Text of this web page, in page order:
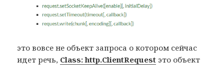
это вовсе не объект запроса о котором сейчас
идет речь, Class: http.ClientRequest это объект